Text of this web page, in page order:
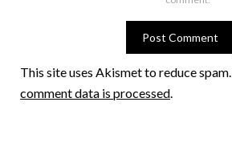
This site uses Akismet to reduce spam.
comment data is processed.